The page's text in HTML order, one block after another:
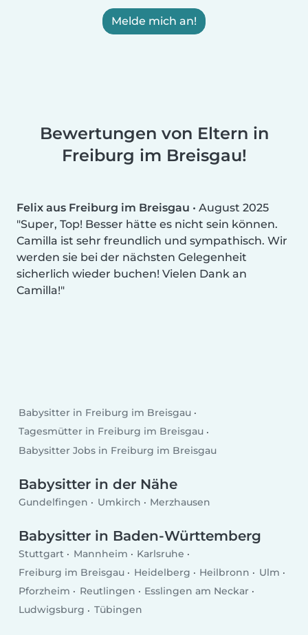
Melde mich an!
Bewertungen von Eltern in
Freiburg im Breisgau!
Felix aus Freiburg im Breisgau • August 2025
Super, Top! Besser hätte es nicht sein können.
Camilla ist sehr freundlich und sympathisch. Wir
werden sie bei der nächsten Gelegenheit
sicherlich wieder buchen! Vielen Dank an
Camilla!
Babysitter in Freiburg im Breisgau
Tagesmütter in Freiburg im Breisgau
Babysitter Jobs in Freiburg im Breisgau
Babysitter in der Nähe
Gundelfingen Umkirch Merzhausen
Babysitter in Baden-Württemberg
Stuttgart Mannheim
Karlsruhe
Freiburg im Breisgau
Heidelberg Heilbronn
Ulm
Pforzheim
Reutlingen
Esslingen am Neckar
Ludwigsburg
Tübingen